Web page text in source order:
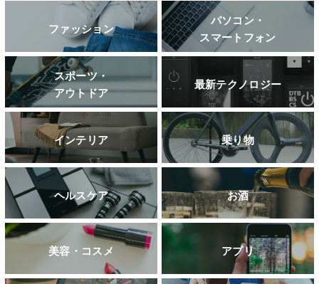
ファッション
パソコン・
スマートフォン
スポーツ・
アウトドア
最新テクノロジー
インテリア 乗り物
ヘルスケア お酒
美容・コスメ アプリ